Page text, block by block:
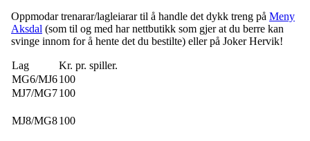
Oppmodar trenarar/lagleiarar til å handle det dykk treng på Meny
Aksdal (som til og med har nettbutikk som gjer at du berre kan
svinge innom for å hente det du bestilte) eller på Joker Hervik!
Lag
Kr. pr. spiller.
MG6/MJ6100
MJ7/MG7100
MJ8/MG8100